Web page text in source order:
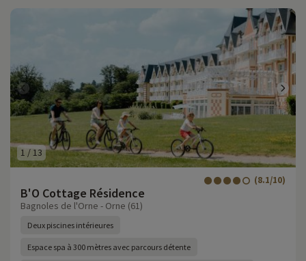
1/13
B'O Cottage Résidence
(8.1/10)
Bagnoles de l'Orne - Orne (61)
Deux piscines intérieures
Espace spa à 300 mètres avec parcours détente